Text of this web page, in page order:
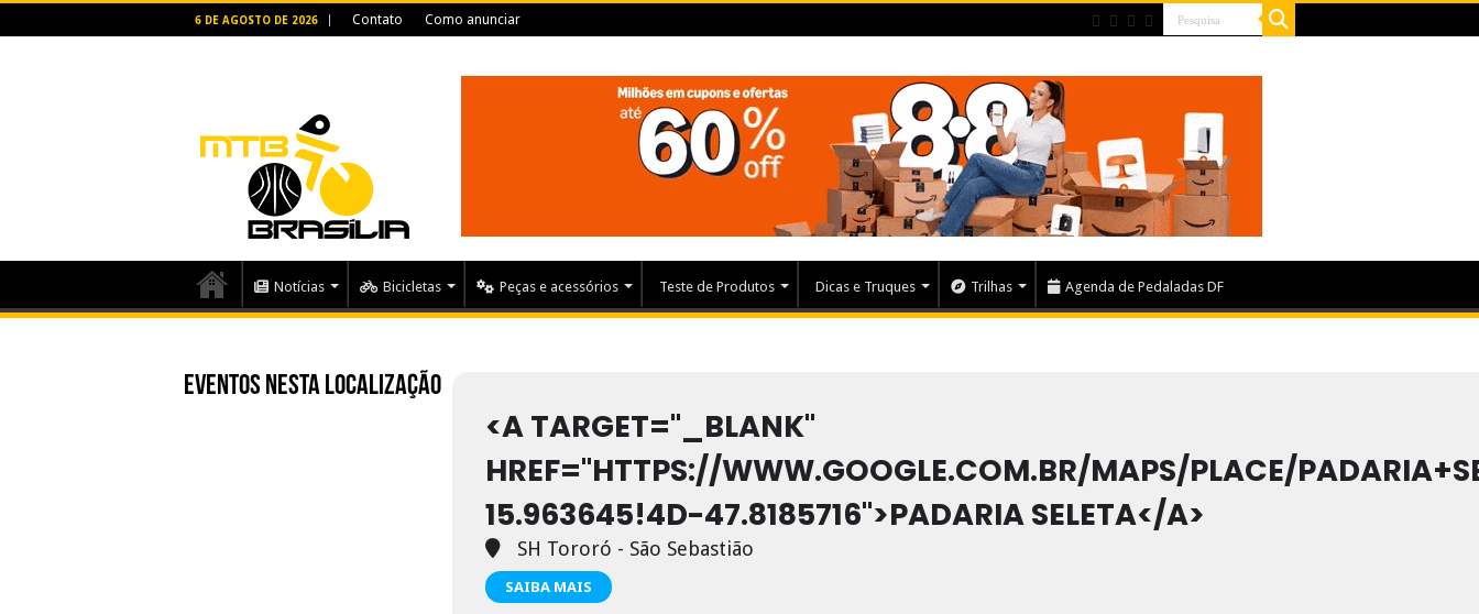
6 DE AGOSTO DE 2026 Contato Como anunciar
Notícias Bicicletas Peças e acessórios Teste de Produtos Dicas e Truques Trilhas Agenda de Pedaladas DF
Eventos nesta localização
<A TARGET="_BLANK"
HREF="HTTPS://WWW.GOOGLE.COM.BR/MAPS/PLACE/
15.963645!4D-47.8185716">PADARIA SELETA</A>
SH Tororó - São Sebastião
SAIBA MAIS